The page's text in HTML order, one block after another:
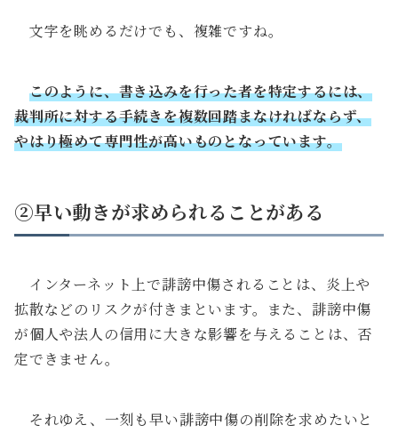
文字を眺めるだけでも、複雑ですね。
このように、書き込みを行った者を特定するには、
裁判所に対する手続きを複数回踏まなければならず、
やはり極めて専門性が高いものとなっています。
②早い動きが求められることがある
インターネット上で誹謗中傷されることは、炎上や
拡散などのリスクが付きまといます。また、誹謗中傷
が個人や法人の信用に大きな影響を与えることは、否
定できません。
それゆえ、一刻も早い誹謗中傷の削除を求めたいと